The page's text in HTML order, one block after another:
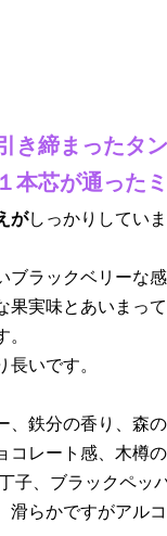
き締まったタ
本芯が通った
がしっかりしていま
ブラックベリーな
果実味とあいまっ
長いです。
、鉄分の香り、森
コレート感、木樽
子、ブラックペッ
滑らかですがアルコ